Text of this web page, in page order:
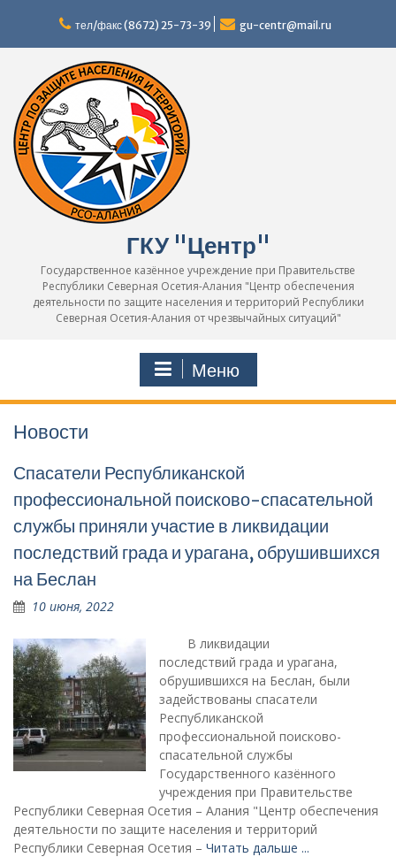
содержимому
тел/факс (8672) 25-73-39 gu-centr@mail.ru
ГКУ "Центр"
Государственное казённое учреждение при Правительстве
Республики Северная Осетия-Алания "Центр обеспечения
деятельности по защите населения и территорий Республики
Северная Осетия-Алания от чрезвычайных ситуаций"
Меню
Новости
Спасатели Республиканской
профессиональной поисково-спасательной
службы приняли участие в ликвидации
последствий града и урагана, обрушившихся
на Беслан
10 июня, 2022
В ликвидации
последствий града и урагана,
обрушившихся на Беслан, были
задействованы спасатели
Республиканской
профессиональной поисково-
спасательной службы
Государственного казённого
учреждения при Правительстве
Республики Северная Осетия – Алания "Центр обеспечения
деятельности по защите населения и территорий
Республики Северная Осетия – Читать дальше ...